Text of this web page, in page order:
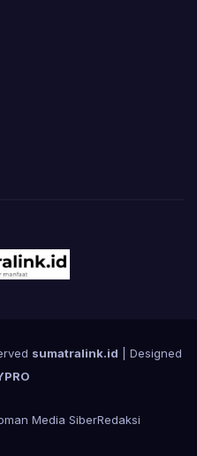
sumatralink.id | Designed
Media SiberRedaksi